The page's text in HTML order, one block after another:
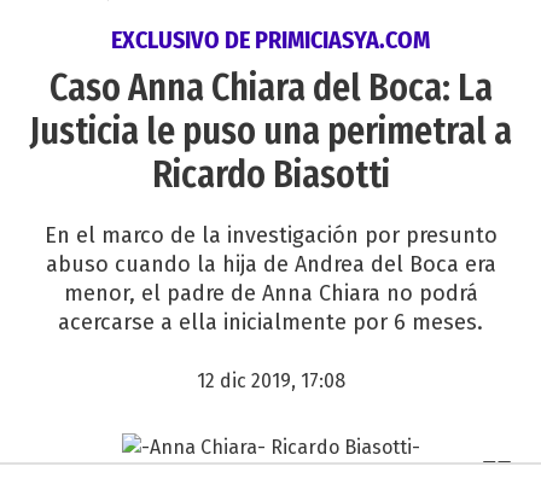
EXCLUSIVO DE PRIMICIASYA.COM
Caso Anna Chiara del Boca: La
Justicia le puso una perimetral a
Ricardo Biasotti
En el marco de la investigación por presunto
abuso cuando la hija de Andrea del Boca era
menor, el padre de Anna Chiara no podrá
acercarse a ella inicialmente por 6 meses.
12 dic 2019, 17:08